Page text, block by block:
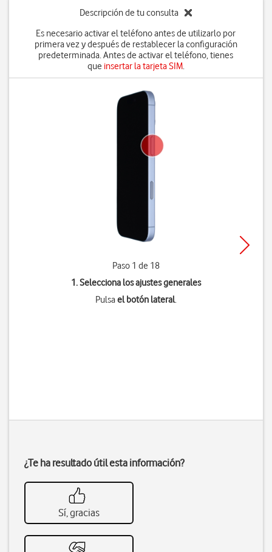
Descripción de tu consulta
Es necesario activar el teléfono antes de utilizarlo por
primera vez y después de restablecer la configuración
predeterminada. Antes de activar el teléfono, tienes
que insertar la tarjeta SIM.
Paso 1 de 18
1. Selecciona los ajustes generales
Pulsael botón lateral.
¿Te ha resultado útil esta información?
Sí, gracias